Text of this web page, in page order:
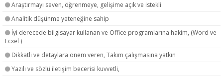
Araştırmayı seven, öğrenmeye, gelişime açık ve istekli
Analitik düşünme yeteneğine sahip
İyi derecede bilgisayar kullanan ve Office programlarına hakim, (Word ve
Ecxel )
Dikkatli ve detaylara önem veren, Takım çalışmasına yatkın
Yazılı ve sözlü iletişim becerisi kuvvetli,